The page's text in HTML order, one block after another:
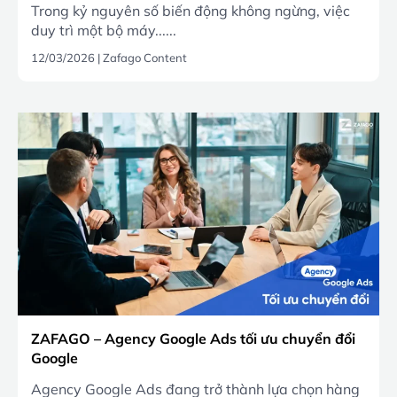
Trong kỷ nguyên số biến động không ngừng, việc
duy trì một bộ máy......
12/03/2026 |Zafago Content
ZAFAGO – Agency Google Ads tối ưu chuyển đổi
Google
Agency Google Ads đang trở thành lựa chọn hàng